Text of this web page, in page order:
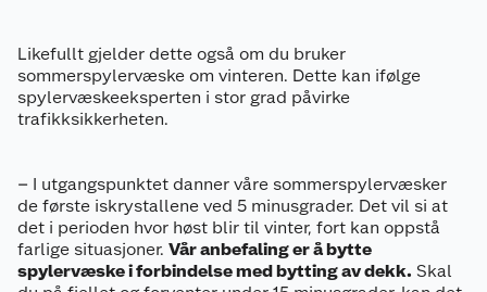
Likefullt gjelder dette også om du bruker
sommerspylervæske om vinteren. Dette kan ifølge
spylervæskeeksperten i stor grad påvirke
trafikksikkerheten.
– I utgangspunktet danner våre sommerspylervæsker
de første iskrystallene ved 5 minusgrader. Det vil si at
det i perioden hvor høst blir til vinter, fort kan oppstå
farlige situasjoner. Vår anbefaling er å bytte
spylervæske i forbindelse med bytting av dekk. Skal